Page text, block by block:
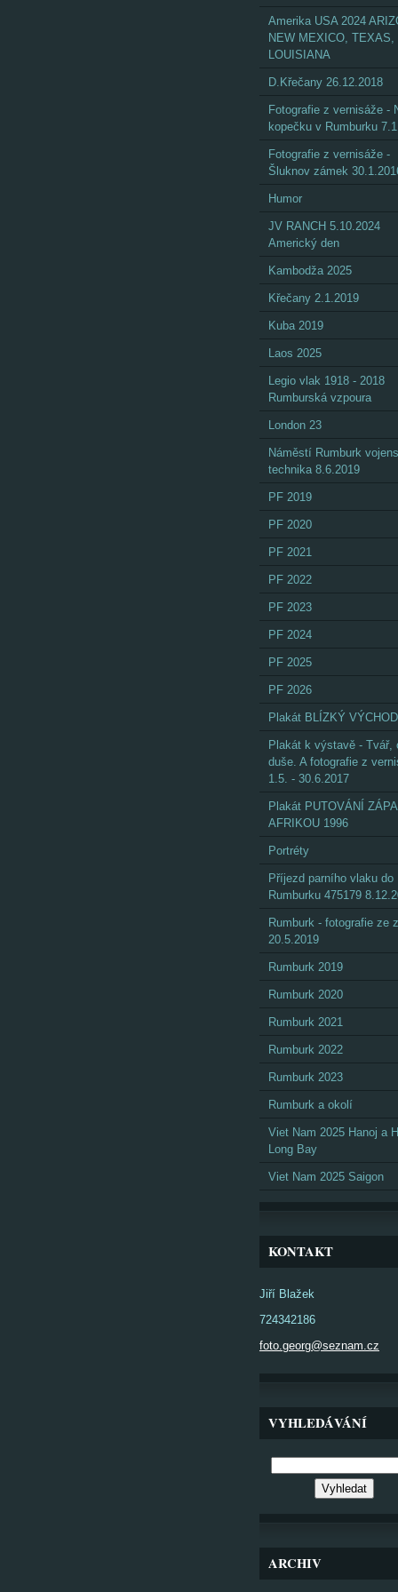
Amerika USA 2024
NEW MEXICO, TEXAS,
LOUISIANA
D.Křečany 26.12.2018
Fotografie z vernisáže -
kopečku v Rumburku
Fotografie z vernisáže -
Šluknov zámek
Humor
JV RANCH 5.10.2024
Americký den
Kambodža 2025
Křečany 2.1.2019
Kuba 2019
Laos 2025
Legio vlak 1918 - 2018
Rumburská vzpoura
London 23
Náměstí Rumburk
technika 8.6.2019
PF 2019
PF 2020
PF 2021
PF 2022
PF 2023
PF 2024
PF 2025
PF 2026
Plakát BLÍZKÝ
Plakát k výstavě - Tvář,
duše. A fotografie z
1.5. - 30.6.2017
Plakát PUTOVÁNÍ
AFRIKOU 1996
Portréty
Příjezd parního vlaku do
Rumburku 475179
Rumburk - fotografie ze
20.5.2019
Rumburk 2019
Rumburk 2020
Rumburk 2021
Rumburk 2022
Rumburk 2023
Rumburk a okolí
Viet Nam 2025 Hanoj a
Long Bay
Viet Nam 2025 Saigon
KONTAKT
Jiří Blažek
724342186
foto.georg@seznam.cz
VYHLEDÁVÁNÍ
ARCHIV